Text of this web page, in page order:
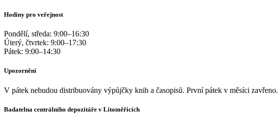
Hodiny pro veřejnost
Pondělí, středa: 9:00–16:30
Úterý, čtvrtek: 9:00–17:30
Pátek: 9:00–14:30
Upozornění
V pátek nebudou distribuovány výpůjčky knih a časopisů. První pátek v měsíci zavřeno.
Badatelna centrálního depozitáře v Litoměřicích